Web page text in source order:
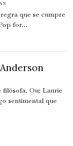
que se cumpre
for…
Ou: Laurie
sentimental que